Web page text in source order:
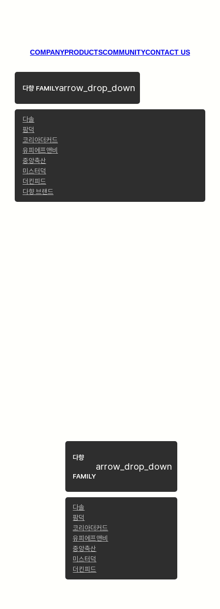
COMPANYPRODUCTSCOMMUNITYCONTACT US
다향 FAMILYarrow_drop_down
다솔
팜덕
코리아더커드
유피에프앤비
중앙축산
미스터덕
더킨피드
다향 브랜드
다향
FAMILY
arrow_drop_down
다솔
팜덕
코리아더커드
유피에프앤비
중앙축산
미스터덕
더킨피드